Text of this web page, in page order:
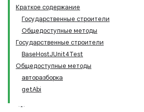
Краткое содержание
Государственные строители
Общедоступные методы
Государственные строители
BaseHostJUnit4Test
Общедоступные методы
авторазборка
getAbi